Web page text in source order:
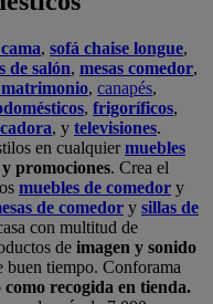
, sofá chaise longue,
de salón, mesas comedor,
, canapés,
, frigoríficos,
, y televisiones.
en cualquiermuebles
promociones. Crea el
muebles de comedor y
de comedor y sillas de
con multitud de
de imagen y sonido
buen tiempo. Conforama
recogida en tienda.